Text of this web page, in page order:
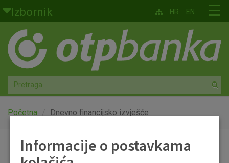
Skoči na glavni sadržaj
Izbornik
Građani
Privatno bankarstvo
Agro
Mala poduzeća i obrtnici
☰
HR EN
Početna Dnevno financijsko izvješće
Dnevno financijsko
Informacije o postavkama